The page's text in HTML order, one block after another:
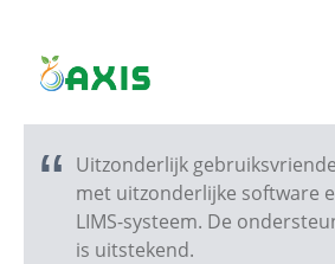
Uitzonderlijk
met uitzonderlijke software
LIMS-systeem. De
is uitstekend.